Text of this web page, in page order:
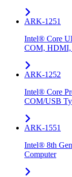
ARK-1251
Intel® Core
COM, HDMI,
ARK-1252
Intel® Core
COM/USB
ARK-1551
Intel® 8th
Computer